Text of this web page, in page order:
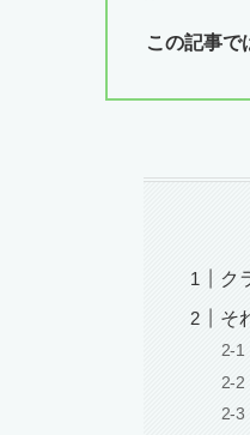
この記事で
ク
そ